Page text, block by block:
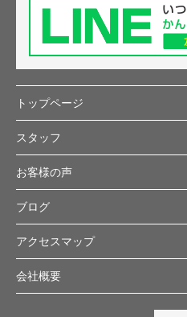
トップページ
スタッフ
お客様の声
ブログ
アクセスマップ
会社概要